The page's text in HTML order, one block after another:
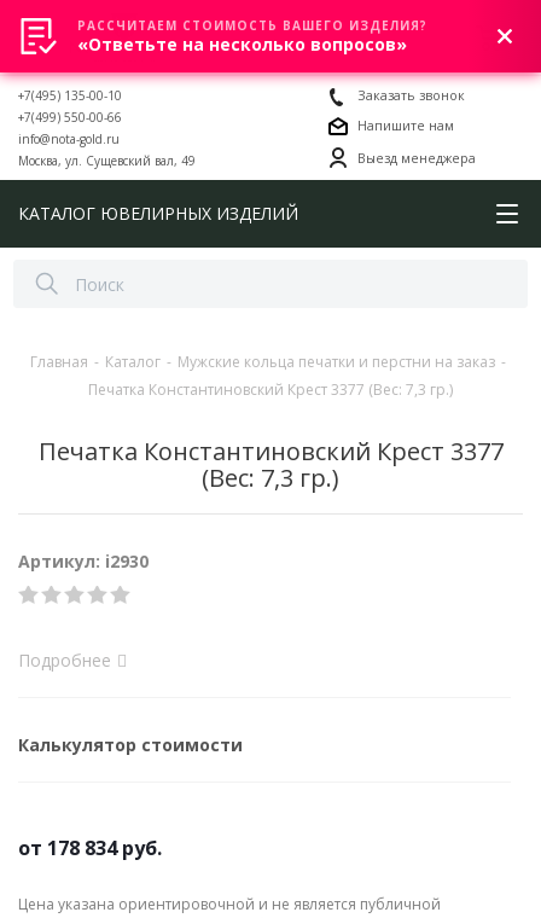
0
+7(495) 135-00-10
+7(499) 550-00-66
info@nota-gold.ru
Москва, ул. Сущевский вал, 49
Заказать звонок
Напишите нам
Выезд менеджера
КАТАЛОГ ЮВЕЛИРНЫХ ИЗДЕЛИЙ
Главная - Каталог - Мужские кольца печатки и перстни на заказ -
Печатка Константиновский Крест 3377 (Вес: 7,3 гр.)
Печатка Константиновский Крест 3377
(Вес: 7,3 гр.)
Артикул: i2930
Подробнее
Калькулятор стоимости
от 178 834 руб.
Цена указана ориентировочной и не является публичной
РАССЧИТАЕМ СТОИМОСТЬ ВАШЕГО ИЗДЕЛИЯ?
«Ответьте на несколько вопросов»